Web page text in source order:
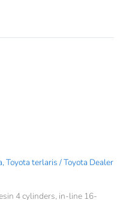
, Toyota terlaris /Toyota Dealer
4 cylinders, in-line 16-